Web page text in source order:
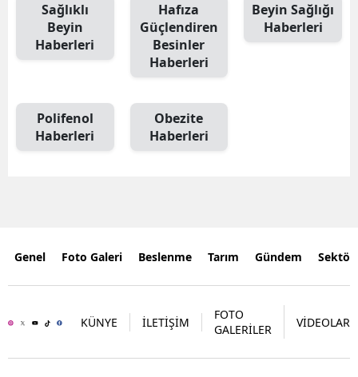
Sağlıklı
Beyin
Haberleri
Hafıza
Güçlendiren
Besinler
Haberleri
Beyin Sağlığı
Haberleri
Polifenol
Haberleri
Obezite
Haberleri
Genel Foto Galeri Beslenme Tarım Gündem
KÜNYE İLETİŞİM
FOTO
GALERİLER
VİDEOLAR